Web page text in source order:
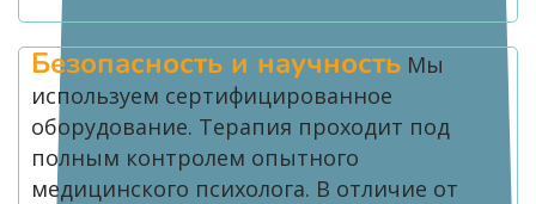
Безопасность и научность
используем сертифицированное
оборудование. Терапия проходит под
полным контролем опытного
медицинского психолога. В отличие от